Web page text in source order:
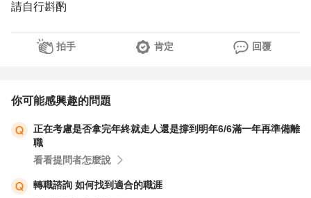
請自行斟酌
拍手 肯定 回覆
你可能感興趣的問題
正在考慮是否拿完年終就走人還是撐到明年6/6滿一年再準備離
職
看看提問者怎麼說
轉職諮詢 如何找到適合的職涯